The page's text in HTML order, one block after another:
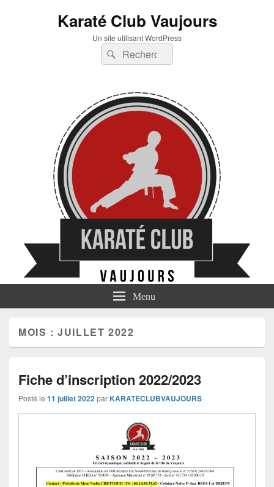
Karaté Club Vaujours
Un site utilisant WordPress
Recherche :
Rechercher
Menu
MOIS :JUILLET 2022
Fiche d’inscription 2022/2023
Posté le 11 juillet 2022 parKARATECLUBVAUJOURS